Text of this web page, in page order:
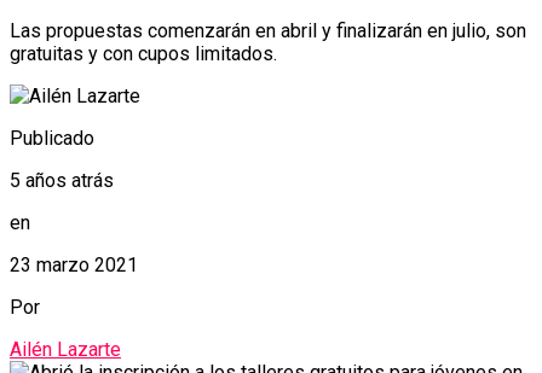
Las propuestas comenzarán en abril y finalizarán en julio, son
gratuitas y con cupos limitados.
Publicado
5 años atrás
en
23 marzo 2021
Por
Ailén Lazarte